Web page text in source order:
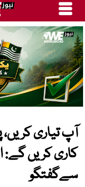
آپ تیاری
کاری کریں گے:
سےگفتگو